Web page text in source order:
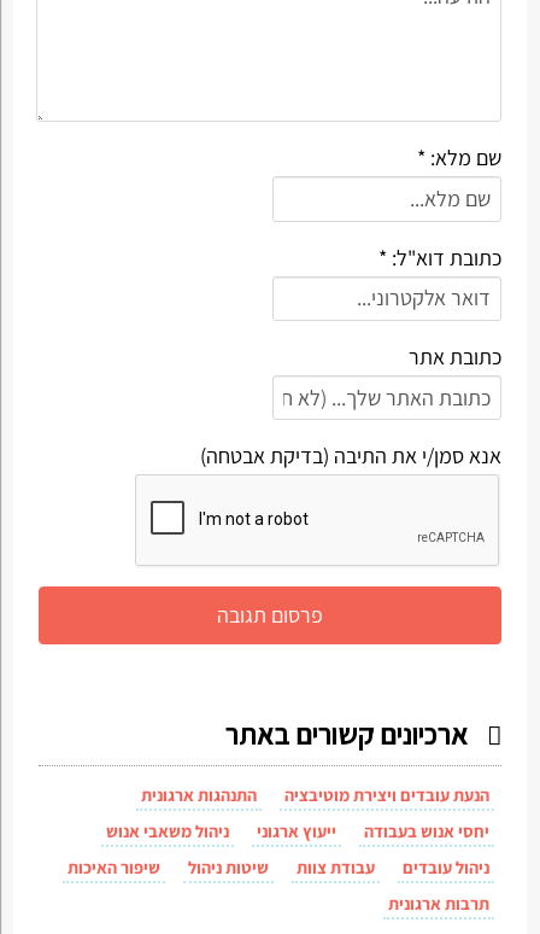
שם מלא: *
כתובת דוא"ל: *
כתובת אתר
אנא סמן/י את התיבה (בדיקת אבטחה)
ארכיונים קשורים באתר
הנעת עובדים ויצירת מוטיבציה
התנהגות ארגונית
יחסי אנוש בעבודה
ייעוץ ארגוני
ניהול משאבי אנוש
ניהול עובדים
עבודת צוות שיטות ניהול
שיפור האיכות
תרבות ארגונית